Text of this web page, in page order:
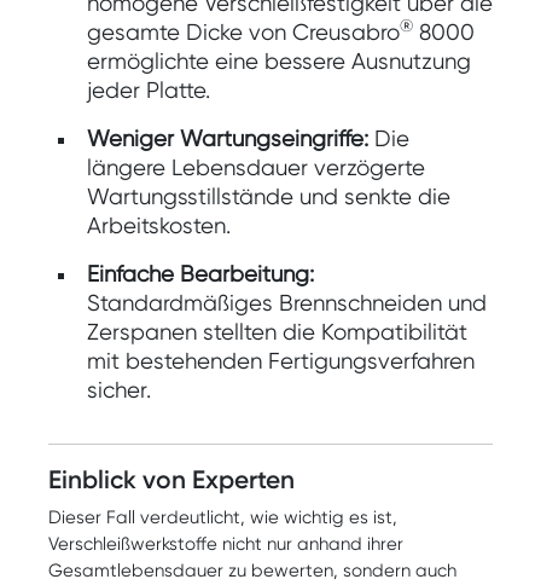
gesamte Dicke von Creusabro®8000
ermöglichte eine bessere Ausnutzung
jeder Platte.
Weniger Wartungseingriffe:Die
längere Lebensdauer verzögerte
Wartungsstillstände und senkte die
Arbeitskosten.
Einfache Bearbeitung:
Standardmäßiges Brennschneiden und
Zerspanen stellten die Kompatibilität
mit bestehenden Fertigungsverfahren
sicher.
Einblick von Experten
Dieser Fall verdeutlicht, wie wichtig es ist,
Verschleißwerkstoffe nicht nur anhand ihrer
Gesamtlebensdauer zu bewerten, sondern auch